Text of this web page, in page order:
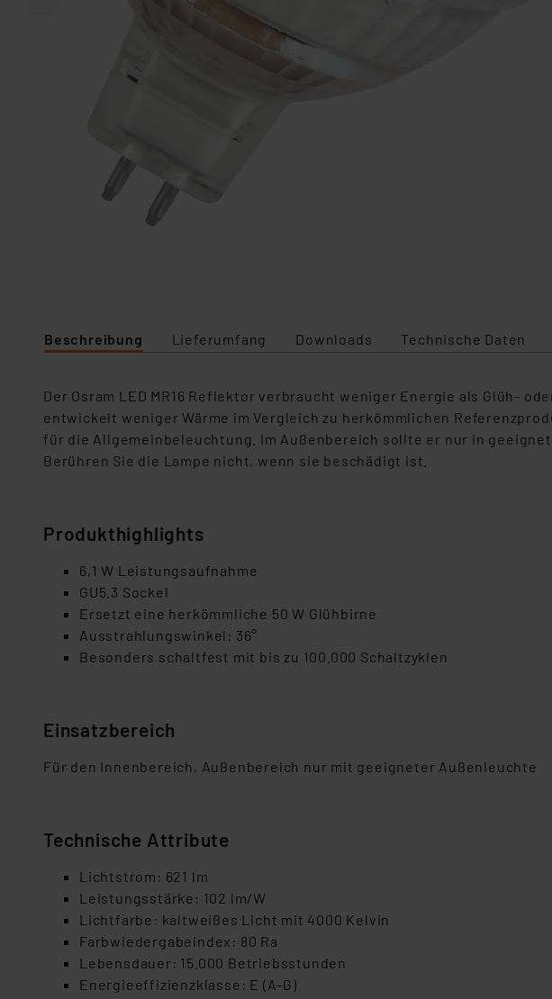
Beschreibung Lieferumfang Downloads Technische Daten
Der Osram LED MR16 Reflektor verbraucht weniger Energie als Glüh-
entwickelt weniger Wärme im Vergleich zu herkömmlichen
für die Allgemeinbeleuchtung. Im Außenbereich sollte er nur in
Berühren Sie die Lampe nicht, wenn sie beschädigt ist
Produkthighlights
6,1 W Leistungsaufnahme
GU5.3 Sockel
Ersetzt eine herkömmliche 50 W Glühbirne
Ausstrahlungswinkel: 36°
Besonders schaltfest mit bis zu 100.000 Schaltzyklen
Einsatzbereich
Für den Innenbereich, Außenbereich nur mit geeigneter Außenleuchte
Technische Attribute
Lichtstrom : 621 lm
Leistungsstärke: 102 lm/W
Lichtfarbe : kaltweißes Licht mit 4000 Kelvin
Farbwiedergabeindex: 80 Ra
Lebensdauer: 15 .000 Betriebsstunden
Energieeffizienzklasse: E (A-G)